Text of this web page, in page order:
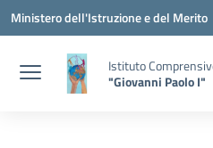
Vai ai contenuti
Vai al menu di navigazione
Vai al footer
Ministero dell'Istruzione e del Merito
Istituto
"Giovanni Paolo I"